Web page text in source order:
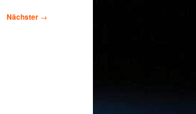
Nächster →